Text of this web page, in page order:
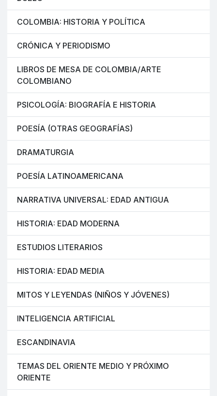
COLOMBIA: HISTORIA Y POLÍTICA
CRÓNICA Y PERIODISMO
LIBROS DE MESA DE COLOMBIA/ARTE
COLOMBIANO
PSICOLOGÍA: BIOGRAFÍA E HISTORIA
POESÍA (OTRAS GEOGRAFÍAS)
DRAMATURGIA
POESÍA LATINOAMERICANA
NARRATIVA UNIVERSAL: EDAD ANTIGUA
HISTORIA: EDAD MODERNA
ESTUDIOS LITERARIOS
HISTORIA: EDAD MEDIA
MITOS Y LEYENDAS (NIÑOS Y JÓVENES)
INTELIGENCIA ARTIFICIAL
ESCANDINAVIA
TEMAS DEL ORIENTE MEDIO Y PRÓXIMO
ORIENTE